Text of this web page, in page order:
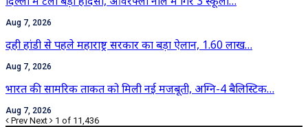
Aug 7, 2026
दही हांडी से पहले महाराष्ट्र सरकार का बड़ा ऐलान, 1.60 लाख…
Aug 7, 2026
भारत की सामरिक ताकत को मिली नई मजबूती, अग्नि-4 बैलिस्टिक…
Aug 7, 2026
Prev Next 1 of 11,436